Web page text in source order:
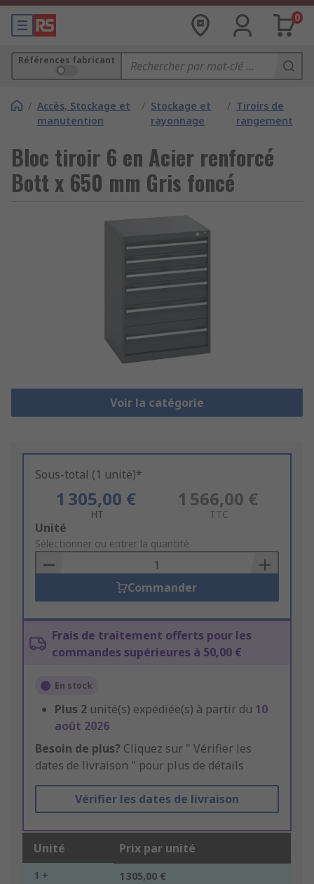
0
Références fabricant
/ Accès, Stockage et
manutention
/ Stockage et
rayonnage
/ Tiroirs de
rangement
Bloc tiroir 6 en Acier renforcé
Bott x 650 mm Gris foncé
Voir la catégorie
Sous-total (1 unité)*
1 305,00 €
HT
1 566,00 €
TTC
Add
to
Basket
Unité
Sélectionner ou entrer la quantité
Commander
Frais de traitement offerts pour les
commandes supérieures à 50,00 €
En stock
Plus 2 unité(s) expédiée(s) à partir du 10
août 2026
Besoin de plus? Cliquez sur " Vérifier les
dates de livraison " pour plus de détails
Vérifier les dates de livraison
Unité Prix par unité
1 + 1 305,00 €